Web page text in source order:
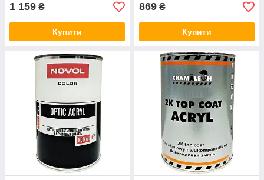
1 159 ₴
Купити
869 ₴
Купити